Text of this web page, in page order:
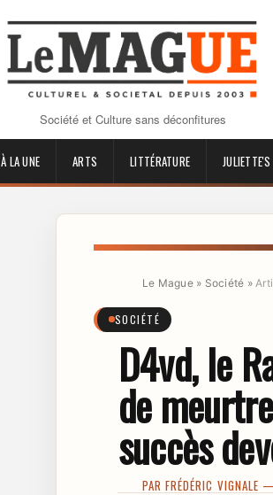
Société et Culture sans déconfitures
À LA UNE ARTS LITTÉRATURE
Le Mague» Société »
SOCIÉTÉ
D4vd, le
de
succès
PARFRÉDÉRIC VIGNALE —